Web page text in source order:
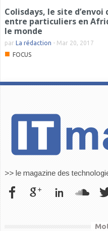
Colisdays, le site d’envoi
entre particuliers en
le monde
par La rédaction - Mar 20, 2017
■ FOCUS
>> le magazine des